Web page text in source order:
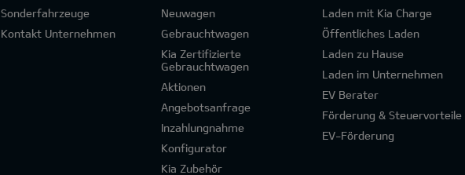
Sonderfahrzeuge
Kontakt Unternehmen
Neuwagen
Gebrauchtwagen
Kia Zertifizierte
Gebrauchtwagen
Aktionen
Angebotsanfrage
Inzahlungnahme
Konfigurator
Kia Zubehör
Laden mit Kia Charge
Öffentliches Laden
Laden zu Hause
Laden im Unternehmen
EV Berater
Förderung & Steuervorteile
EV-Förderung